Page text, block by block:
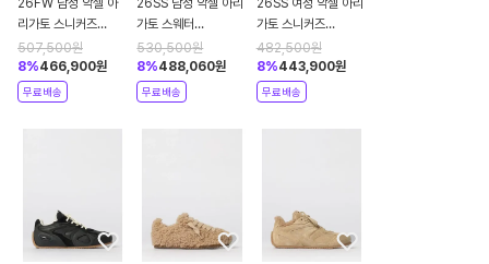
26FW 남성 악셀 아
리가토 스니커즈
F0002007 White
507,500원
8%466,900원
무료배송
26SS 남성 악셀 아리
가토 스웨터
A3731002 Beige
530,500원
8%488,060원
무료배송
26SS 여성 악셀 아리
가토 스니커즈
F3677001 White
482,500원
8%443,900원
무료배송